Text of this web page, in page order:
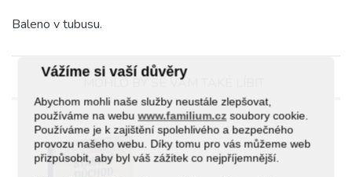
Vážíme si vaší důvěry
Abychom mohli naše služby neustále zlepšovat,
používáme na webuwww.familium.cz soubory cookie.
Používáme je k zajištění spolehlivého a bezpečného
provozu našeho webu. Díky tomu pro vás můžeme web
přizpůsobit, aby byl váš zážitek co nejpříjemnější.
Baleno v tubusu.
MOHLO BY SE VÁM TAKÉ LÍBIT